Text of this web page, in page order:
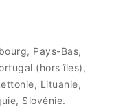
Pays-Bas,
(hors îles),
Lituanie,
Slovénie.